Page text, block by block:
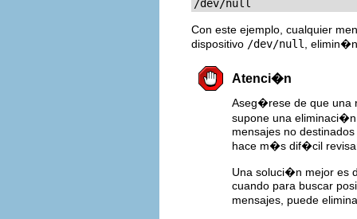
/dev/null
Con este ejemplo, cualquier
dispositivo /dev/null ,
Atenci�n
Aseg�rese de que una
supone una
mensajes no
hace m�s dif�cil
Una soluci�n mejor es
cuando para buscar
mensajes, puede